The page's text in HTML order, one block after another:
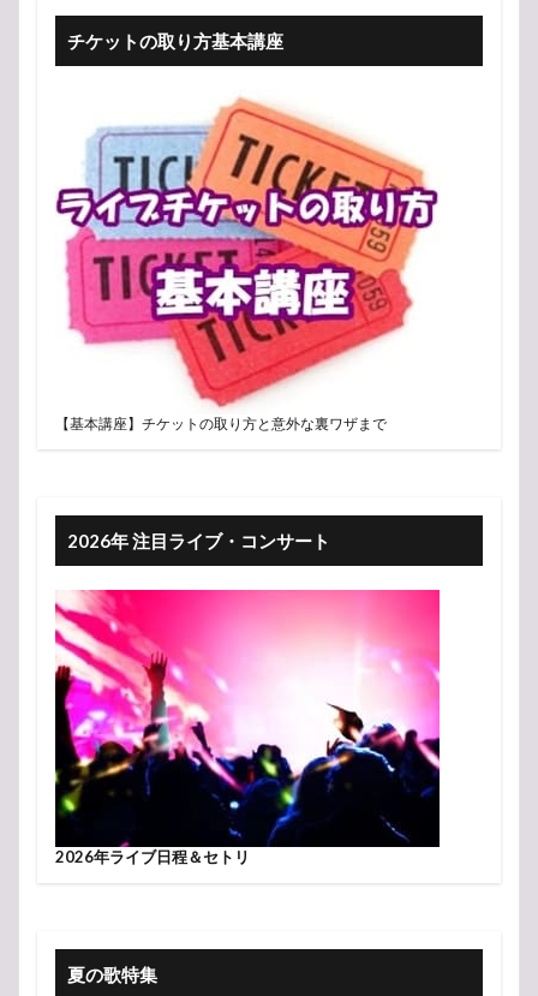
チケットの取り方基本講座
【基本講座】チケットの取り方と意外な裏ワザまで
2026年 注目ライブ・コンサート
2026年ライブ日程＆セトリ
夏の歌特集